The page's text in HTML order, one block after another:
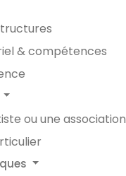
& compétences
ou une association